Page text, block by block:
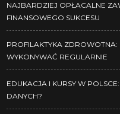
NAJBARDZIEJ OPŁACALNE
FINANSOWEGO SUKCESU
PROFILAKTYKA
WYKONYWAĆ REGULARNIE
EDUKACJA I KURSY W
DANYCH?